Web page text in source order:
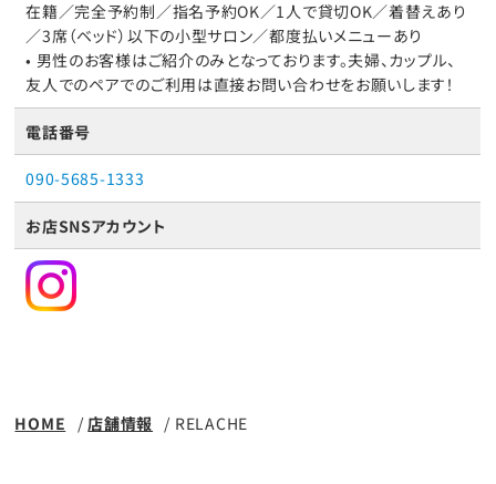
在籍／完全予約制／指名予約OK／1人で貸切OK／着替えあり
／3席（ベッド）以下の小型サロン／都度払いメニューあり
• 男性のお客様はご紹介のみとなっております。夫婦、カップル、
友人でのペアでのご利用は直接お問い合わせをお願いします！
電話番号
090-5685-1333
お店SNSアカウント
HOME 店舗情報 RELACHE